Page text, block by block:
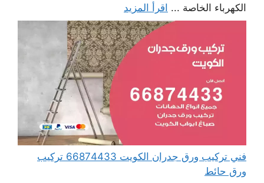
الكهرباء الخاصة ... اقرأ المزيد
فني تركيب ورق جدران الكويت 66874433 تركيب
ورق حائط